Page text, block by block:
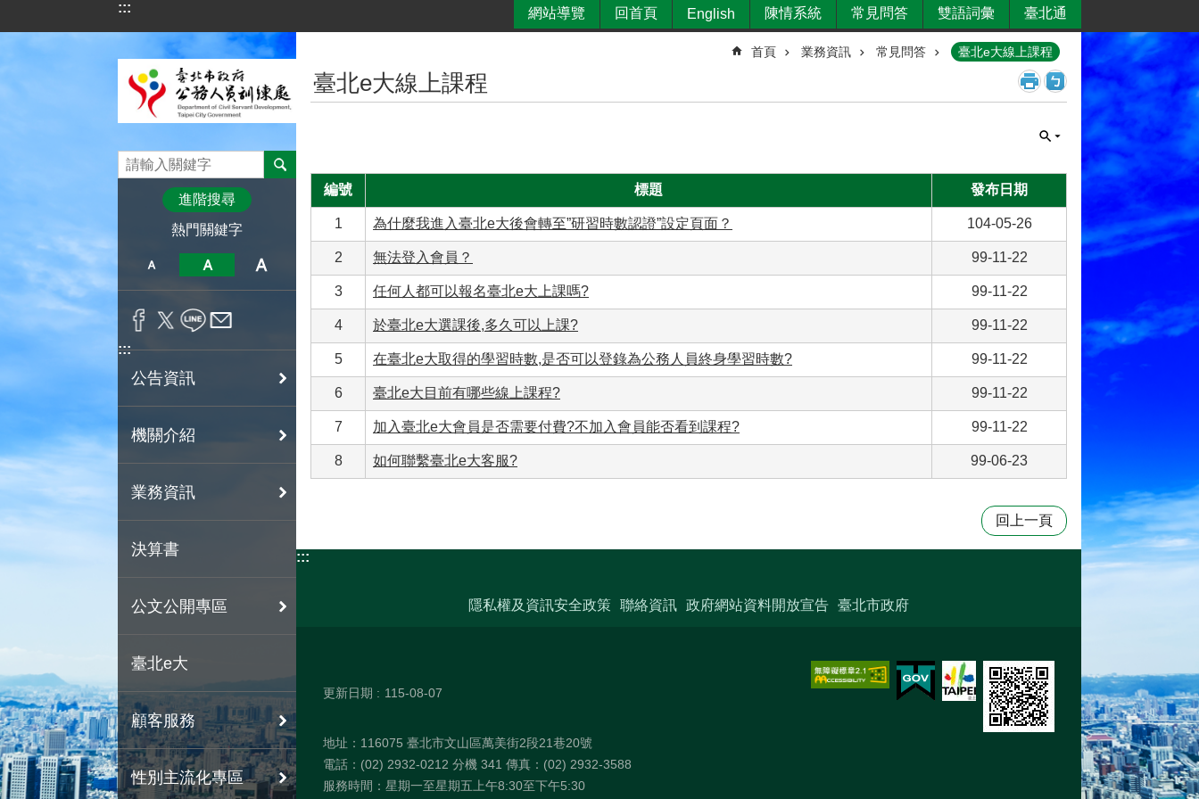
跳到主要內容區塊
::: 網站導覽 回首頁 English 陳情系統 常見問答 雙語詞彙 臺北通
進階搜尋
熱門關鍵字
:::
公告資訊
機關介紹
業務資訊
決算書
公文公開專區
臺北e大
顧客服務
性別主流化專區
首頁 業務資訊 常見問答 臺北e大線上課程
臺北e大線上課程
編號 標題 發布日期
1 為什麼我進入臺北e大後會轉至”研習時數認證”設定頁面？ 104-05-26
2 無法登入會員？ 99-11-22
3 任何人都可以報名臺北e大上課嗎? 99-11-22
4 於臺北e大選課後,多久可以上課? 99-11-22
5 在臺北e大取得的學習時數,是否可以登錄為公務人員終身學習時數? 99-11-22
6 臺北e大目前有哪些線上課程? 99-11-22
7 加入臺北e大會員是否需要付費?不加入會員能否看到課程? 99-11-22
8 如何聯繫臺北e大客服? 99-06-23
回上一頁
:::
隱私權及資訊安全政策 聯絡資訊 政府網站資料開放宣告 臺北市政府
更新日期 115-08-07
地址：116075 臺北市文山區萬美街2段21巷20號
電話：(02) 2932-0212 分機 341 傳真：(02) 2932-3588
服務時間：星期一至星期五上午8:30至下午5:30